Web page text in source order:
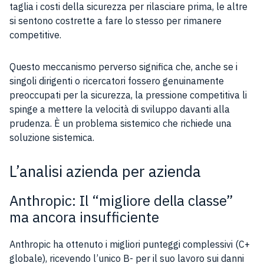
taglia i costi della sicurezza per rilasciare prima, le altre
si sentono costrette a fare lo stesso per rimanere
competitive.
Questo meccanismo perverso significa che, anche se i
singoli dirigenti o ricercatori fossero genuinamente
preoccupati per la sicurezza, la pressione competitiva li
spinge a mettere la velocità di sviluppo davanti alla
prudenza. È un problema sistemico che richiede una
soluzione sistemica.
L’analisi azienda per azienda
Anthropic: Il “migliore della classe”
ma ancora insufficiente
Anthropic ha ottenuto i migliori punteggi complessivi (C+
globale), ricevendo l’unico B- per il suo lavoro sui danni